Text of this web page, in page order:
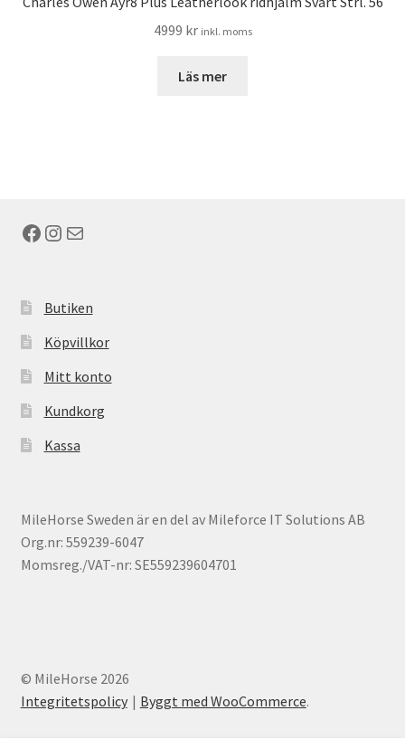
4999 kr inkl. moms
Läs mer
Facebook
Instagram
E-post
Butiken
Köpvillkor
Mitt konto
Kundkorg
Kassa
MileHorse Sweden är en del av Mileforce IT Solutions AB
Org.nr: 559239-6047
Momsreg./VAT-nr: SE559239604701
© MileHorse 2026
Integritetspolicy
Byggt med WooCommerce.